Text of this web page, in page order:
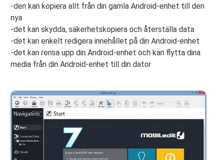
-den kan kopiera allt från din gamla Android-enhet till den
nya
-det kan skydda, säkerhetskopiera och återställa data
-det kan enkelt redigera innehållet på din Android-enhet
-det kan rensa upp din Android-enhet och kan flytta dina
media från din Android-enhet till din dator